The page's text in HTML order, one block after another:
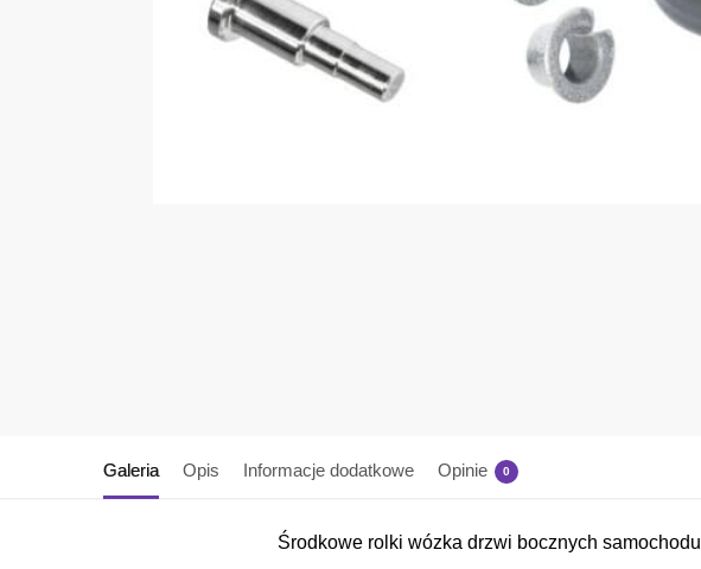
Galeria Opis Informacje dodatkowe Opinie 0
Środkowe rolki wózka drzwi bocznych samochodu